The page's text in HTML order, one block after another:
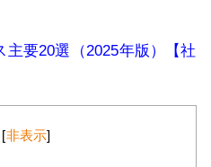
主要20選（2025年版）【社
[非表示]